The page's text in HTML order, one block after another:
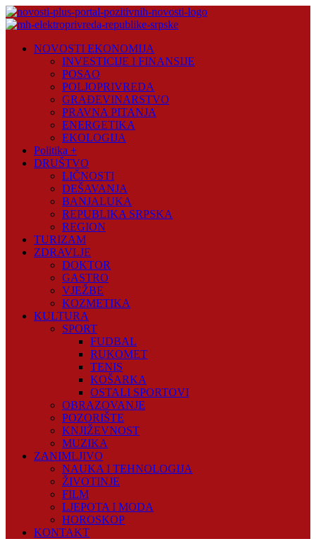
Skip
to
Plus
NOVOSTI EKONOMIJA
INVESTICIJE I FINANSIJE
POSAO
POLJOPRIVREDA
GRAĐEVINARSTVO
PRAVNA PITANJA
ENERGETIKA
EKOLOGIJA
Politika +
DRUŠTVO
LIČNOSTI
DEŠAVANJA
BANJALUKA
REPUBLIKA SRPSKA
REGION
TURIZAM
ZDRAVLJE
DOKTOR
GASTRO
VJEŽBE
KOZMETIKA
KULTURA
SPORT
FUDBAL
RUKOMET
TENIS
KOŠARKA
OSTALI SPORTOVI
OBRAZOVANJE
POZORIŠTE
KNJIŽEVNOST
MUZIKA
ZANIMLJIVO
NAUKA I TEHNOLOGIJA
ŽIVOTINJE
FILM
LJEPOTA I MODA
HOROSKOP
KONTAKT